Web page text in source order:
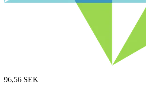
96,56 SEK